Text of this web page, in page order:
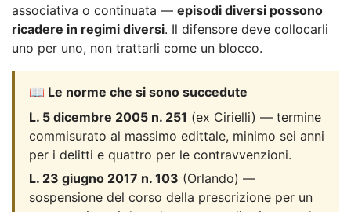
associativa o continuata — episodi diversi possono
ricadere in regimi diversi. Il difensore deve collocarli
uno per uno, non trattarli come un blocco.
📖 Le norme che si sono succedute
L. 5 dicembre 2005 n. 251 (ex Cirielli) — termine
commisurato al massimo edittale, minimo sei anni
per i delitti e quattro per le contravvenzioni.
L. 23 giugno 2017 n. 103 (Orlando) —
sospensione del corso della prescrizione per un